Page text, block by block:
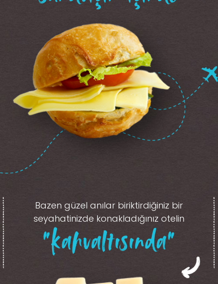
Bazen güzel anılar biriktirdiğiniz bir
seyahatinizde konakladığınız otelin
“kahvaltısında”